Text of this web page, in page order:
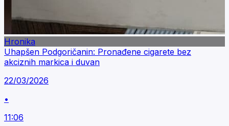
Hronika
Uhapšen Podgoričanin: Pronađene cigarete bez
akciznih markica i duvan
22/03/2026
•
11:06